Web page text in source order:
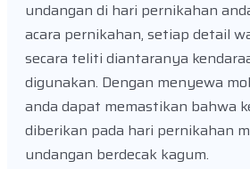
undangan di hari pernikahan
acara pernikahan, setiap detail
secara teliti diantaranya
digunakan. Dengan menyewa
anda dapat memastikan bahwa
diberikan pada hari pernikahan
undangan berdecak kagum.